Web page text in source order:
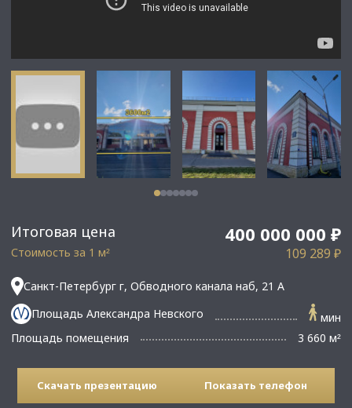
Итоговая цена 400 000 000 ₽
Стоимость за 1 м² 109 289 ₽
Санкт-Петербург г, Обводного канала наб, 21 А
Площадь Александра Невского
мин
Площадь помещения
3 660 м²
Скачать презентацию Показать телефон